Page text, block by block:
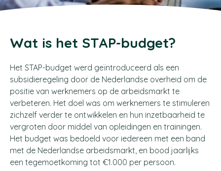
Wat is het STAP-budget?
Het STAP-budget werd geïntroduceerd als een
subsidieregeling door de Nederlandse overheid om de
positie van werknemers op de arbeidsmarkt te
verbeteren. Het doel was om werknemers te stimuleren
zichzelf verder te ontwikkelen en hun inzetbaarheid te
vergroten door middel van opleidingen en trainingen.
Het budget was bedoeld voor iedereen met een band
met de Nederlandse arbeidsmarkt, en bood jaarlijks
een tegemoetkoming tot €1.000 per persoon.